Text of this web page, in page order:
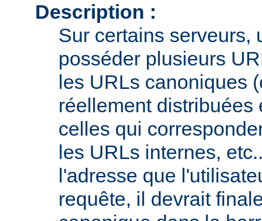
Description :
Sur certains serveurs,
posséder plusieurs
les URLs canoniques
réellement distribuées
celles qui
les URLs internes,
l'adresse que
requête, il devrait